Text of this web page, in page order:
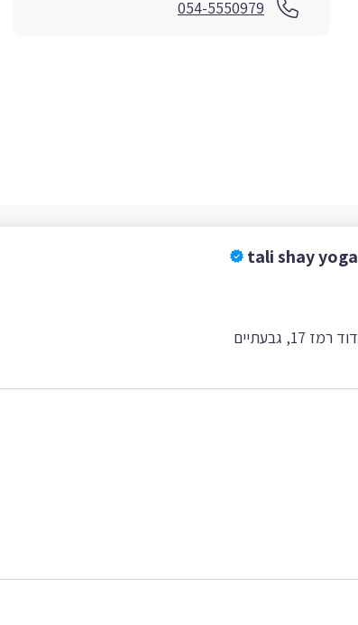
054-5550979
tali shay yoga
דוד רמז 17, גבעתיים